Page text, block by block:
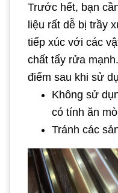
Trước hết, bạn
liệu rất dễ bị trầy
tiếp xúc với các
chất tẩy rửa
điểm sau khi sử
Không sử
có tính ăn
Tránh các